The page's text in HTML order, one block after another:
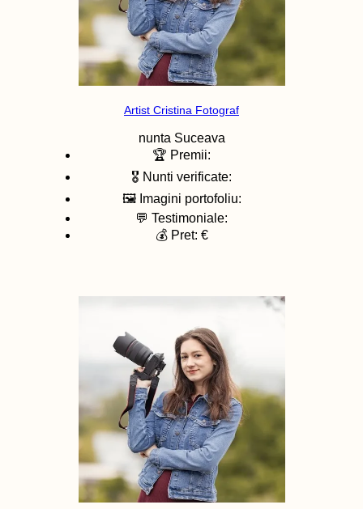
Artist Cristina Fotograf
nunta Suceava
🏆 Premii:
🎖️ Nunti verificate:
🖼️ Imagini portofoliu:
💬 Testimoniale:
💰 Pret: €